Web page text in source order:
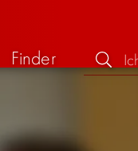
Finder